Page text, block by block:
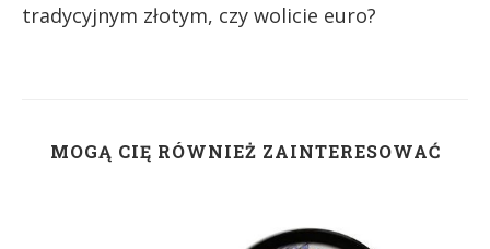
tradycyjnym złotym, czy wolicie euro?
MOGĄ CIĘ RÓWNIEŻ ZAINTERESOWAĆ